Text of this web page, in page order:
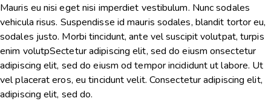
Mauris eu nisi eget nisi imperdiet vestibulum. Nunc sodales
vehicula risus. Suspendisse id mauris sodales, blandit tortor eu,
sodales justo. Morbi tincidunt, ante vel suscipit volutpat, turpis
enim volutpSectetur adipiscing elit, sed do eiusm onsectetur
adipiscing elit, sed do eiusm od tempor incididunt ut labore. Ut
vel placerat eros, eu tincidunt velit. Consectetur adipiscing elit,
adipiscing elit, sed do.